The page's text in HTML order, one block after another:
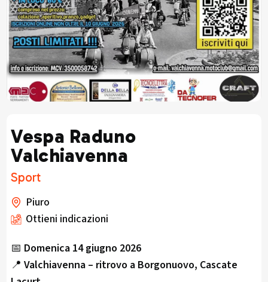
Vespa Raduno
Valchiavenna
Sport
Piuro
Ottieni indicazioni
📅 Domenica 14 giugno 2026
📍 Valchiavenna – ritrovo a Borgonuovo, Cascate